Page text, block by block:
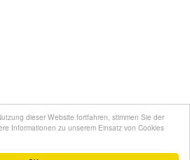
dieser Website fortfahren, stimmen Sie der
Informationen zu unserem Einsatz von Cookies
werden
Über uns